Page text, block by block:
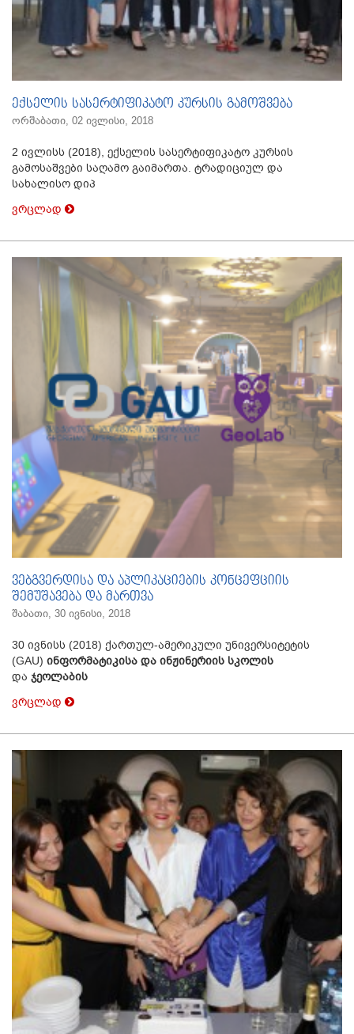
ექსელის სასერტიფიკატო კურსის გამოშვება
ორშაბათი, 02 ივლისი, 2018
2 ივლისს (2018), ექსელის სასერტიფიკატო კურსის
გამოსაშვები საღამო გაიმართა. ტრადიციულ და
სახალისო დიპ
ვრცლად
ვებგვერდისა და აპლიკაციების კონცეფციის
შემუშავება და მართვა
შაბათი, 30 ივნისი, 2018
30 ივნისს (2018) ქართულ-ამერიკული უნივერსიტეტის
(GAU) ინფორმატიკისა და ინჟინერიის სკოლის
და ჯეოლაბის
ვრცლად